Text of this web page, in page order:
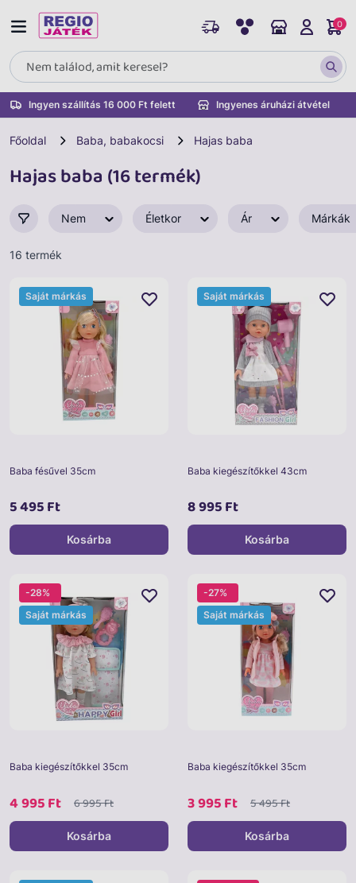
Ingyen szállítás 16 000 Ft felett Ingyenes áruházi átvétel
0
Főoldal Baba, babakocsi Hajas baba
Hajas baba (16 termék)
Nem Életkor Ár Márkák
16 termék
Baba fésűvel 35cm
5 495 Ft
Saját márkás
Kosárba
Baba kiegészítőkkel 43cm
8 995 Ft
Saját márkás
Kosárba
Baba kiegészítőkkel 35cm
4 995 Ft 6 995 Ft
-28%
Saját márkás
Kosárba
Baba kiegészítőkkel 35cm
3 995 Ft 5 495 Ft
-27%
Saját márkás
Kosárba